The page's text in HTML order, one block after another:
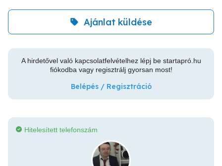
Ajánlat küldése
A hirdetővel való kapcsolatfelvételhez lépj be startapró.hu
fiókodba vagy regisztrálj gyorsan most!
Belépés / Regisztráció
Hitelesített telefonszám